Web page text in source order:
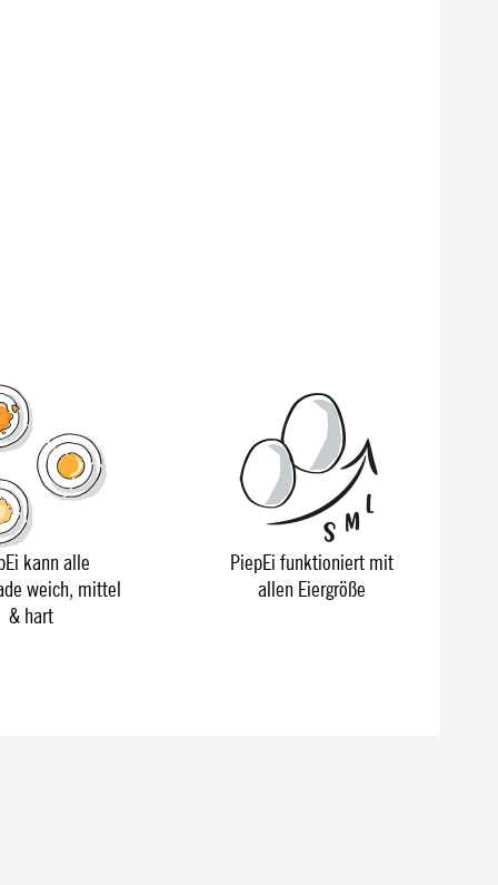
kann alle
weich, mittel
& hart
PiepEi funktioniert mit
allen Eiergröße